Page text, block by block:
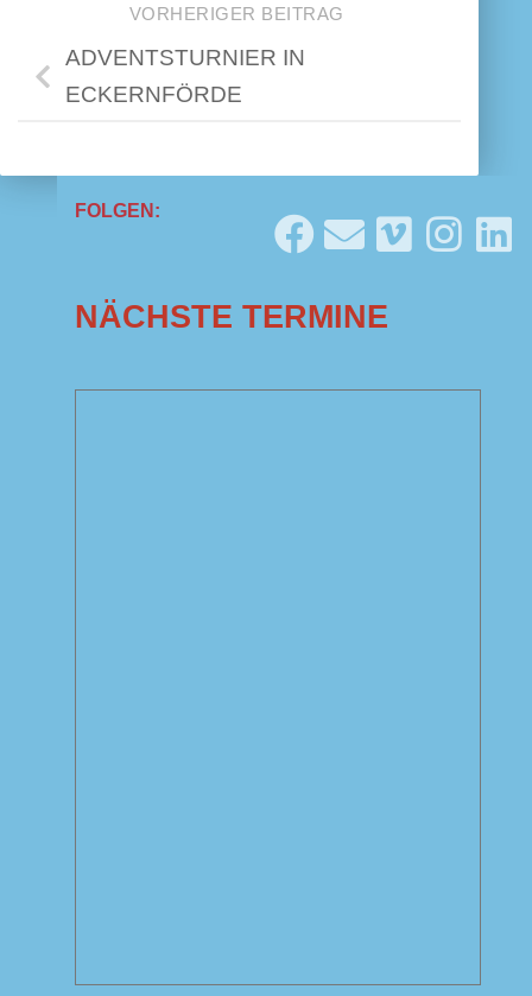
VORHERIGER BEITRAG
ADVENTSTURNIER IN
ECKERNFÖRDE
FOLGEN:
NÄCHSTE TERMINE